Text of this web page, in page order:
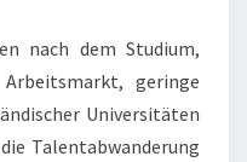
nach dem Studium,
geringe
Universitäten
Talentabwanderung